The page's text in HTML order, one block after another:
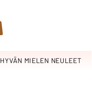
HYVÄN MIELEN NEULEET